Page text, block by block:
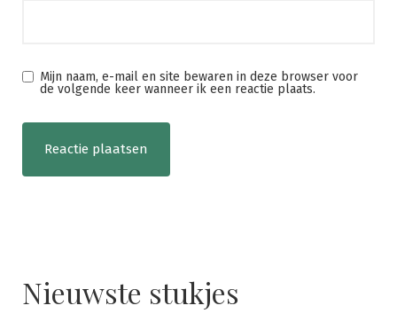
Mijn naam, e-mail en site bewaren in deze browser voor
de volgende keer wanneer ik een reactie plaats.
Nieuwste stukjes